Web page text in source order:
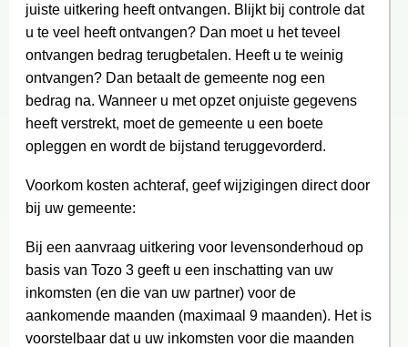
juiste uitkering heeft ontvangen. Blijkt bij controle dat
u te veel heeft ontvangen? Dan moet u het teveel
ontvangen bedrag terugbetalen. Heeft u te weinig
ontvangen? Dan betaalt de gemeente nog een
bedrag na. Wanneer u met opzet onjuiste gegevens
heeft verstrekt, moet de gemeente u een boete
opleggen en wordt de bijstand teruggevorderd.
Voorkom kosten achteraf, geef wijzigingen direct door
bij uw gemeente:
Bij een aanvraag uitkering voor levensonderhoud op
basis van Tozo 3 geeft u een inschatting van uw
inkomsten (en die van uw partner) voor de
aankomende maanden (maximaal 9 maanden). Het is
voorstelbaar dat u uw inkomsten voor die maanden